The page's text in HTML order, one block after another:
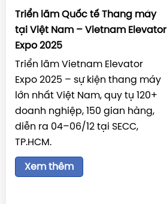
Triển lãm Quốc tế Thang máy
tại Việt Nam – Vietnam Elevator
Expo 2025
Triển lãm Vietnam Elevator
Expo 2025 – sự kiện thang máy
lớn nhất Việt Nam, quy tụ 120+
doanh nghiệp, 150 gian hàng,
diễn ra 04–06/12 tại SECC,
TP.HCM.
Xem thêm